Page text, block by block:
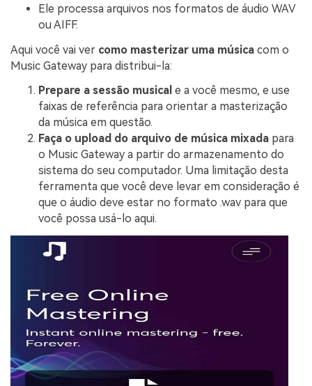
Ele processa arquivos nos formatos de áudio WAV
ou AIFF.
Aqui você vai ver como masterizar uma música com o
Music Gateway para distribui-la:
Prepare a sessão musical e a você mesmo, e use
faixas de referência para orientar a masterização
da música em questão.
Faça o upload do arquivo de música mixada para
o Music Gateway a partir do armazenamento do
sistema do seu computador. Uma limitação desta
ferramenta que você deve levar em consideração é
que o áudio deve estar no formato .wav para que
você possa usá-lo aqui.